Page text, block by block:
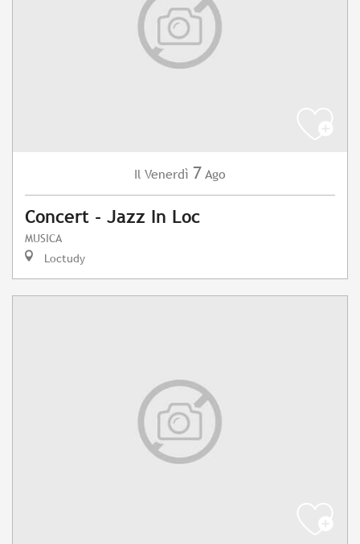
Il Venerdì 7 Ago
Concert - Jazz In Loc
MUSICA
Loctudy